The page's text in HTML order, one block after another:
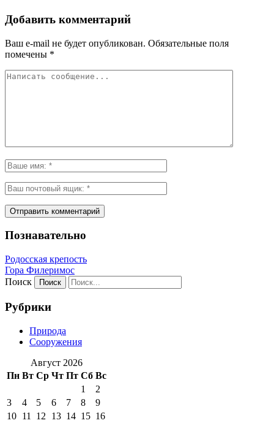
Добавить комментарий
Ваш e-mail не будет опубликован. Обязательные поля
помечены *
Познавательно
Родосская крепость
Гора Филеримос
Поиск
Рубрики
Природа
Сооружения
Август 2026
Пн Вт Ср Чт Пт Сб Вс
1
2
3
4 5 6 7 8
9
10 11 12 13 14 15 16